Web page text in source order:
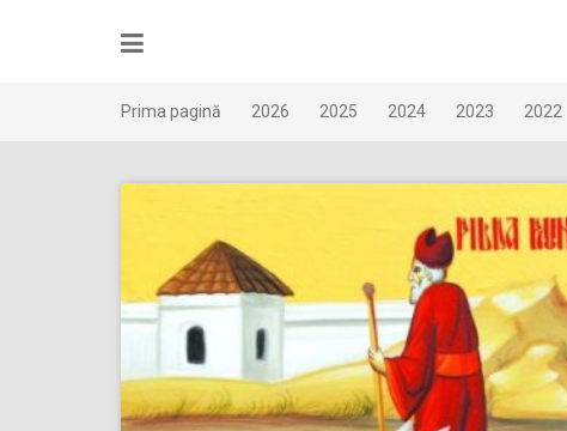
Prima pagină 2026 2025 2024 2023 2022